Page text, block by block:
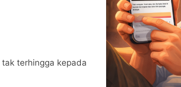
terhingga kepada